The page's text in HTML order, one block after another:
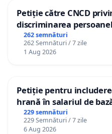
Petiție către CNCD
discriminarea
către utilizatorul TikTok
262 semnături
262 Semnături / 7 zile
1 Aug 2026
Petiție pentru
hrană în salariul de
gradațiilor de vechime
personali
229 semnături
229 Semnături / 7 zile
6 Aug 2026